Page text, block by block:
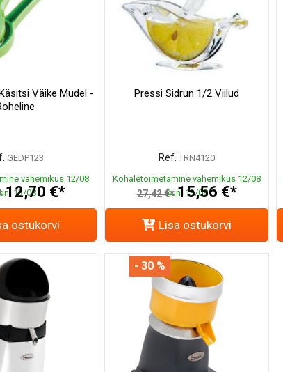
Väike Mudel -
GEDP123
vahemikus 12/08
13/08
12,70 €*
ostukorvi
Pressi Sidrun 1/2 Viilud
Ref. TRN4120
Kohaletoimetamine vahemikus 12/08
kuni 13/08
27,42 €* 15,56 €*
Lisa ostukorvi
- 30 %